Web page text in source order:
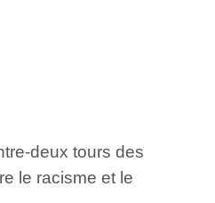
deux tours des
le racisme et le